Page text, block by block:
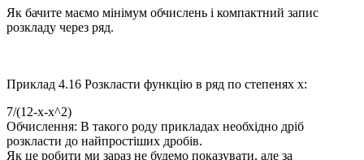
Як бачите маємо мінімум обчислень і компактний запис
розкладу через ряд.
Приклад 4.16 Розкласти функцію в ряд по степенях x:
7/(12-x-x^2)
Обчислення: В такого роду прикладах необхідно дріб
розкласти до найпростіших дробів.
Як це робити ми зараз не будемо показувати, але за